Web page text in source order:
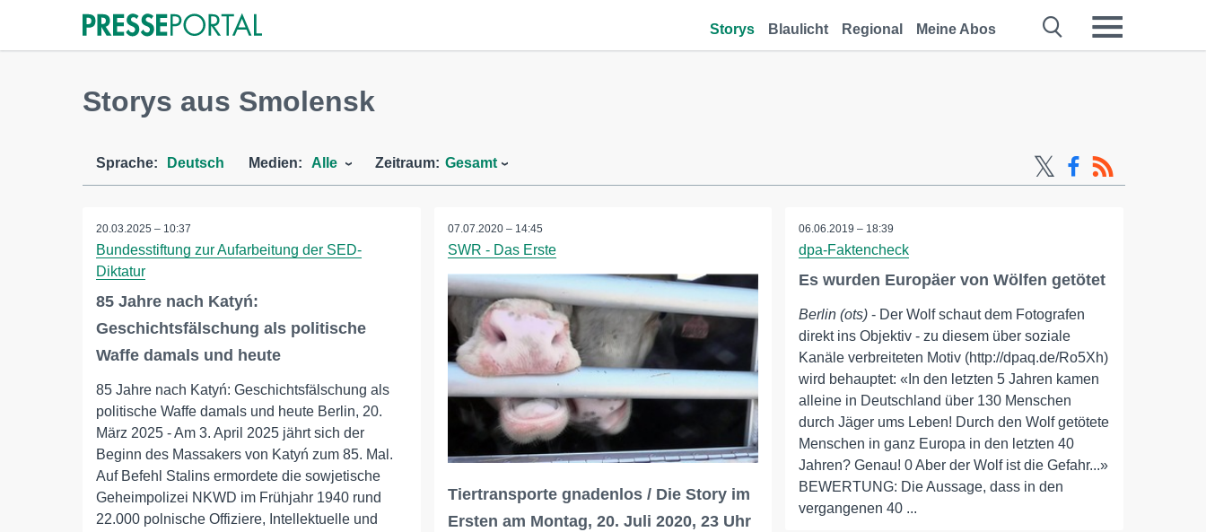
Storys Blaulicht Regional Meine Abos
Storys aus Smolensk
Sprache: Deutsch Medien: Alle Zeitraum: Gesamt
20.03.2025 – 10:37
Bundesstiftung zur Aufarbeitung der SED-
Diktatur
85 Jahre nach Katyń:
Geschichtsfälschung als politische
Waffe damals und heute
85 Jahre nach Katyń: Geschichtsfälschung als
politische Waffe damals und heute Berlin, 20.
März 2025 - Am 3. April 2025 jährt sich der
Beginn des Massakers von Katyń zum 85. Mal.
Auf Befehl Stalins ermordete die sowjetische
Geheimpolizei NKWD im Frühjahr 1940 rund
22.000 polnische Offiziere, Intellektuelle und
07.07.2020 – 14:45
SWR - Das Erste
Tiertransporte gnadenlos / Die Story im
Ersten am Montag, 20. Juli 2020, 23 Uhr
06.06.2019 – 18:39
dpa-Faktencheck
Es wurden Europäer von Wölfen getötet
Berlin (ots) - Der Wolf schaut dem Fotografen
direkt ins Objektiv - zu diesem über soziale
Kanäle verbreiteten Motiv (http://dpaq.de/Ro5Xh)
wird behauptet: «In den letzten 5 Jahren kamen
alleine in Deutschland über 130 Menschen
durch Jäger ums Leben! Durch den Wolf getötete
Menschen in ganz Europa in den letzten 40
Jahren? Genau! 0 Aber der Wolf ist die Gefahr...»
BEWERTUNG: Die Aussage, dass in den
vergangenen 40 ...